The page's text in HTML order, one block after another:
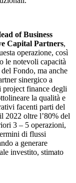
of Business
Capital Partners,
operazione, così
le notevoli capacità
Fondo, ma anche
sinergico a
project finance degli
la qualità e
facenti parti del
2022 oltre l’80% del
3 – 5 operazioni,
di flussi
a generare
investito, stimato